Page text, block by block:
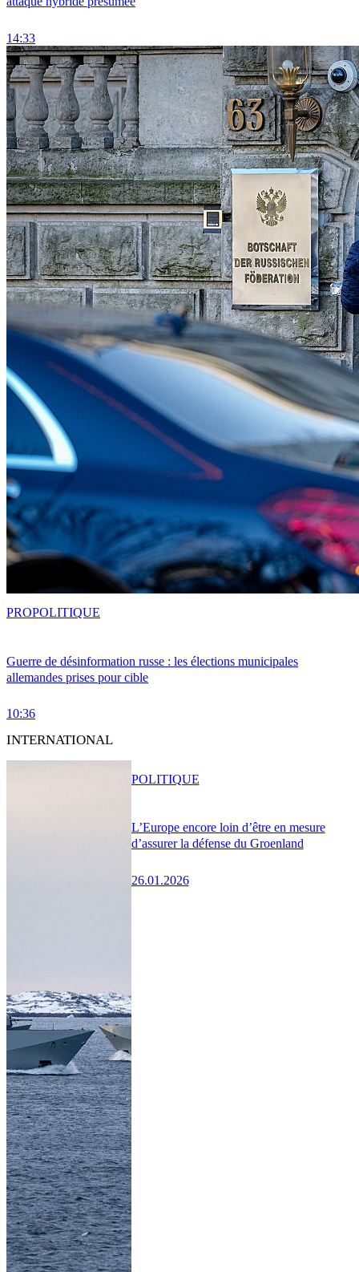
14:33
Guerre de désinformation russe : les élections municipales
allemandes prises pour cible
10:36
PROPOLITIQUE
INTERNATIONAL
L’Europe encore loin d’être en mesure
d’assurer la défense du Groenland
26.01.2026
POLITIQUE